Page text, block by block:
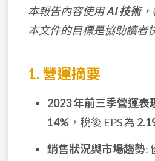
本報告內容使用AI 技術，
本文件的目標是協助讀者
1. 營運摘要
2023 年前三季營運表
14% ，稅後 EPS 為
銷售狀況與市場趨勢: